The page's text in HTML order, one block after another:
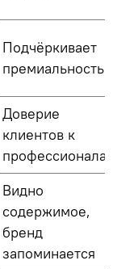
Подчёркивает
премиальность
Доверие
клиентов к
профессионалам
Видно
содержимое,
бренд
запоминается